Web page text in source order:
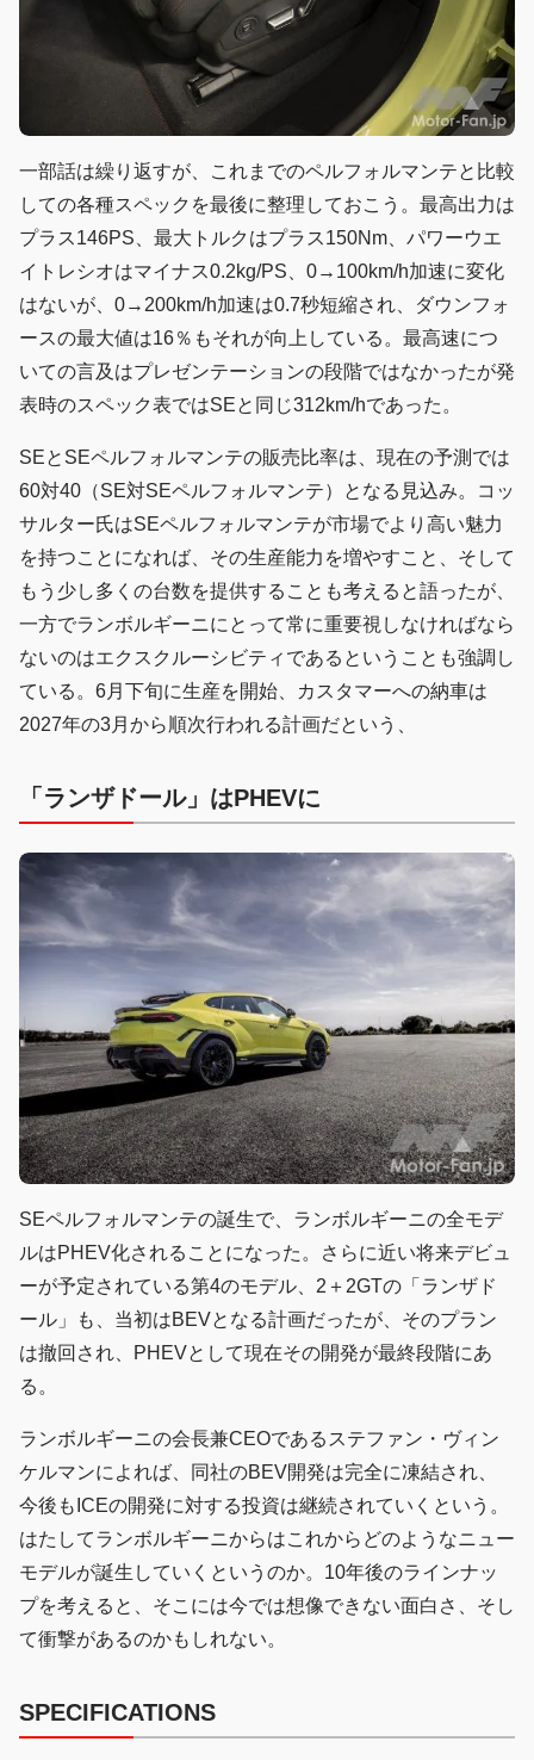
一部話は繰り返すが、これまでのペルフォルマンテと比較
しての各種スペックを最後に整理しておこう。最高出力は
プラス146PS、最大トルクはプラス150Nm、パワーウエ
イトレシオはマイナス0.2kg/PS、0→100km/h加速に変化
はないが、0→200km/h加速は0.7秒短縮され、ダウンフォ
ースの最大値は16％もそれが向上している。最高速につ
いての言及はプレゼンテーションの段階ではなかったが発
表時のスペック表ではSEと同じ312km/hであった。
SEとSEペルフォルマンテの販売比率は、現在の予測では
60対40（SE対SEペルフォルマンテ）となる見込み。コッ
サルター氏はSEペルフォルマンテが市場でより高い魅力
を持つことになれば、その生産能力を増やすこと、そして
もう少し多くの台数を提供することも考えると語ったが、
一方でランボルギーニにとって常に重要視しなければなら
ないのはエクスクルーシビティであるということも強調し
ている。6月下旬に生産を開始、カスタマーへの納車は
2027年の3月から順次行われる計画だという、
「ランザドール」はPHEVに
SEペルフォルマンテの誕生で、ランボルギーニの全モデ
ルはPHEV化されることになった。さらに近い将来デビュ
ーが予定されている第4のモデル、2＋2GTの「ランザド
ール」も、当初はBEVとなる計画だったが、そのプラン
は撤回され、PHEVとして現在その開発が最終段階にあ
る。
ランボルギーニの会長兼CEOであるステファン・ヴィン
ケルマンによれば、同社のBEV開発は完全に凍結され、
今後もICEの開発に対する投資は継続されていくという。
はたしてランボルギーニからはこれからどのようなニュー
モデルが誕生していくというのか。10年後のラインナッ
プを考えると、そこには今では想像できない面白さ、そし
て衝撃があるのかもしれない。
SPECIFICATIONS